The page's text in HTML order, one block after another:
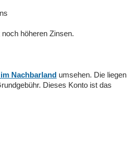
höheren Zinsen.
Nachbarland umsehen. Die liegen
Dieses Konto ist das